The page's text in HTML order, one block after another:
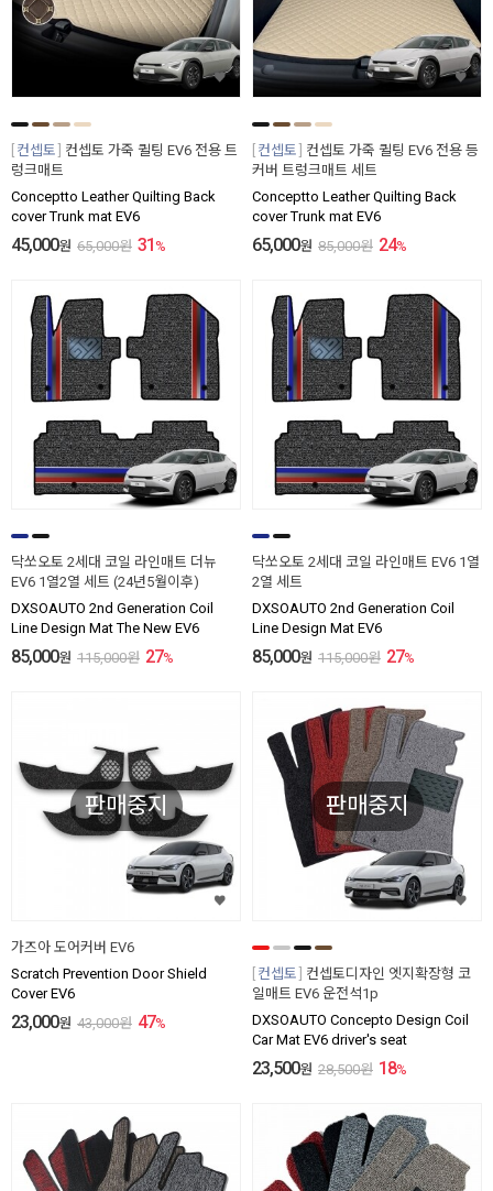
컨셉토
컨셉토 가죽 퀼팅 EV6 전용 트
렁크매트
Conceptto Leather Quilting Back
cover Trunk mat EV6
45,000원 65,000원 31 %
컨셉토
컨셉토 가죽 퀼팅 EV6 전용 등
커버 트렁크매트 세트
Conceptto Leather Quilting Back
cover Trunk mat EV6
65,000원 85,000원 24%
닥쏘오토 2세대 코일 라인매트 더뉴
EV6 1열2열 세트 (24년5월이후)
DXSOAUTO 2nd Generation Coil
Line Design Mat The New EV6
85,000원 115,000원 27%
닥쏘오토 2세대 코일 라인매트 EV6 1열
2열 세트
DXSOAUTO 2nd Generation Coil
Line Design Mat EV6
85,000원 115,000원 27%
판매중지
가즈아 도어커버 EV6
Scratch Prevention Door Shield
Cover EV6
23,000원 43,000원 47%
판매중지
컨셉토
컨셉토디자인 엣지확장형 코
일매트 EV6 운전석1p
DXSOAUTO Concepto Design Coil
Car Mat EV6 driver's seat
23,500원 28,500원 18%